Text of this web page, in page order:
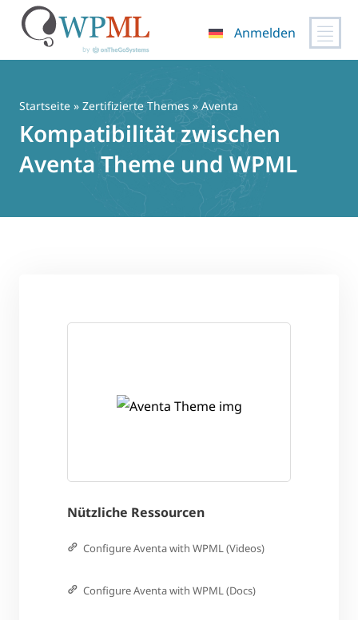
springen
Anmelden
Startseite » Zertifizierte Themes » Aventa
Kompatibilität zwischen
Aventa Theme und WPML
Nützliche Ressourcen
Configure Aventa with WPML (Videos)
Configure Aventa with WPML (Docs)